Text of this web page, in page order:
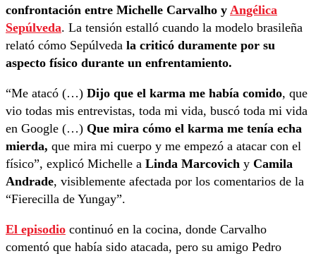
confrontación entre Michelle Carvalho y Angélica
Sepúlveda. La tensión estalló cuando la modelo brasileña
relató cómo Sepúlveda la criticó duramente por su
aspecto físico durante un enfrentamiento.
“Me atacó (…) Dijo que el karma me había comido, que
vio todas mis entrevistas, toda mi vida, buscó toda mi vida
en Google (…) Que mira cómo el karma me tenía echa
mierda, que mira mi cuerpo y me empezó a atacar con el
físico”, explicó Michelle a Linda Marcovich y Camila
Andrade, visiblemente afectada por los comentarios de la
“Fierecilla de Yungay”.
El episodio continuó en la cocina, donde Carvalho
comentó que había sido atacada, pero su amigo Pedro